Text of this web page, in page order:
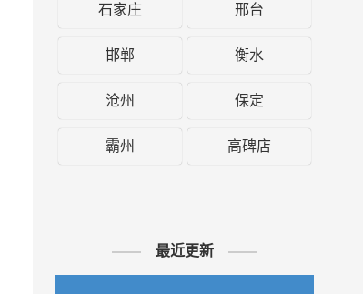
石家庄 邢台
邯郸 衡水
沧州 保定
霸州 高碑店
最近更新